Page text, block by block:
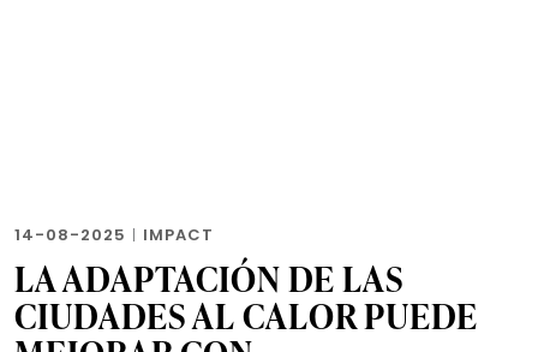
14-08-2025 | IMPACT
LA ADAPTACIÓN DE LAS
CIUDADES AL CALOR PUEDE